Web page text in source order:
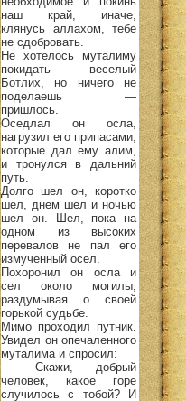
наш край, иначе,
клянусь аллахом, тебе
не сдобровать.
Не хотелось муталиму
покидать веселый
Ботлих, но ничего не
поделаешь —
пришлось.
Оседлал он осла,
нагрузил его припасами,
которые дал ему алим,
и тронулся в дальний
путь.
Долго шел он, коротко
шел, днем шел и ночью
шел он. Шел, пока на
одном из высоких
перевалов не пал его
измученный осел.
Похоронил он осла и
сел около могилы,
раздумывая о своей
горькой судьбе.
Мимо проходил путник.
Увидел он опечаленного
муталима и спросил:
— Скажи, добрый
человек, какое горе
случилось с тобой? И